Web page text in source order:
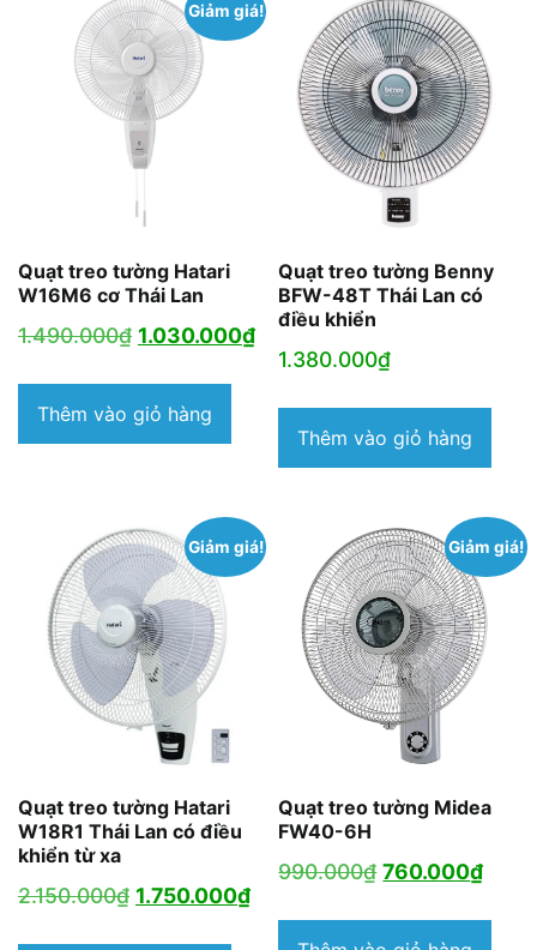
Giảm giá!
Quạt treo tường Hatari
W16M6 cơ Thái Lan
1.490.000₫ Giá
là:
1.490.000₫.
1.030.000₫Giá
hiện
tại
Thêm vào giỏ hàng
Quạt treo tường Benny
BFW-48T Thái Lan có
điều khiển
1.380.000₫
Thêm vào giỏ hàng
Giảm giá!
Quạt treo tường Hatari
W18R1 Thái Lan có điều
khiển từ xa
2.150.000₫ Giá
1.750.000₫Giá
Giảm giá!
Quạt treo tường Midea
FW40-6H
990.000₫ Giá
là:
760.000₫Giá